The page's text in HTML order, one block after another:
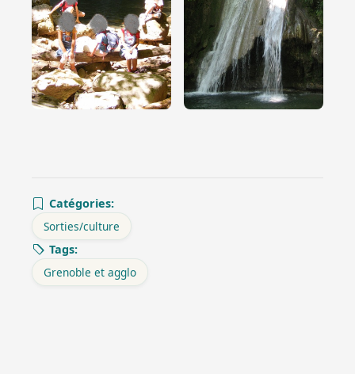
Catégories:
Sorties/culture
Tags:
Grenoble et agglo